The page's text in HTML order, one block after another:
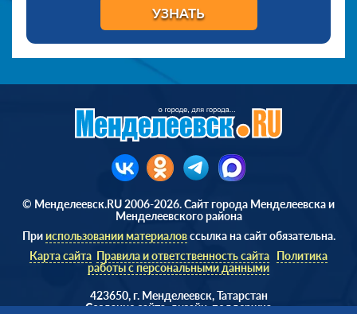
УЗНАТЬ
© Менделеевск.RU 2006-2026. Сайт города Менделеевска и
Менделеевского района
Прииспользовании материаловссылка на сайт обязательна.
Карта сайта Правила и ответственность сайта Политика
работы с персональными данными
423650, г. Менделеевск, Татарстан
Cоздание сайта, дизайн, поддержка